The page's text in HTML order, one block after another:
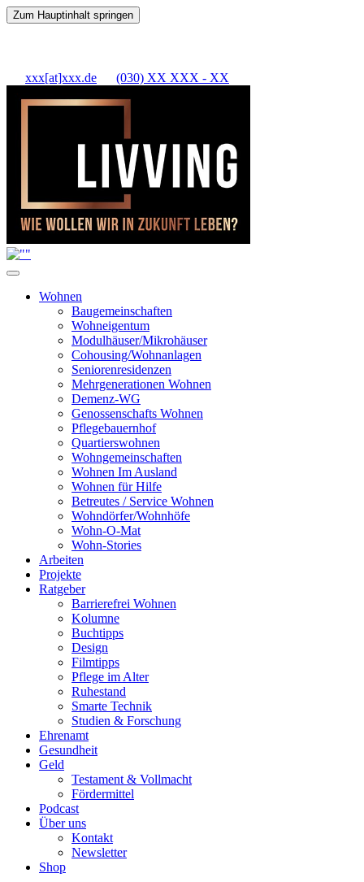
Zum Hauptinhalt springen
xxx[at]xxx.de (030) XX XXX - XX
Wohnen
Baugemeinschaften
Wohneigentum
Modulhäuser/Mikrohäuser
Cohousing/Wohnanlagen
Seniorenresidenzen
Mehrgenerationen Wohnen
Demenz-WG
Genossenschafts Wohnen
Pflegebauernhof
Quartierswohnen
Wohngemeinschaften
Wohnen Im Ausland
Wohnen für Hilfe
Betreutes / Service Wohnen
Wohndörfer/Wohnhöfe
Wohn-O-Mat
Wohn-Stories
Arbeiten
Projekte
Ratgeber
Barrierefrei Wohnen
Kolumne
Buchtipps
Design
Filmtipps
Pflege im Alter
Ruhestand
Smarte Technik
Studien & Forschung
Ehrenamt
Gesundheit
Geld
Testament & Vollmacht
Fördermittel
Podcast
Über uns
Kontakt
Newsletter
Shop